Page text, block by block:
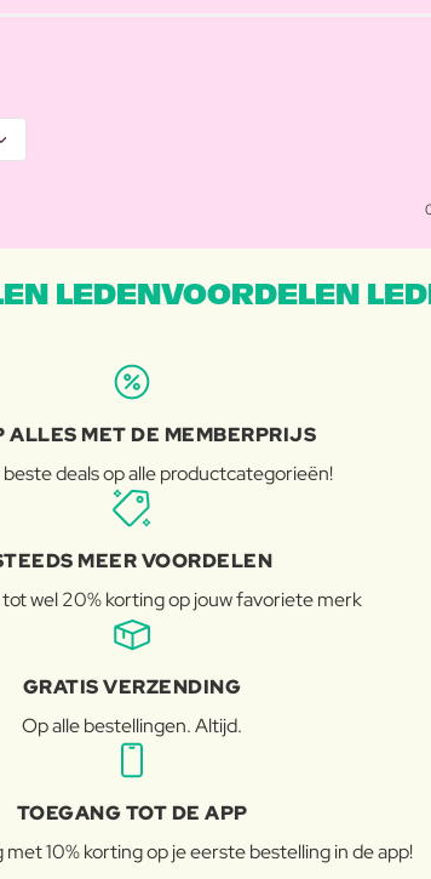
LEDENVOORDELEN
ALLES MET DE MEMBERPRIJS
deals op alle productcategorieën!
MEER VOORDELEN
tot wel 20% korting op jouw favoriete merk
GRATIS VERZENDING
Op alle bestellingen. Altijd.
TOEGANG TOT DE APP
10% korting op je eerste bestelling in de app!